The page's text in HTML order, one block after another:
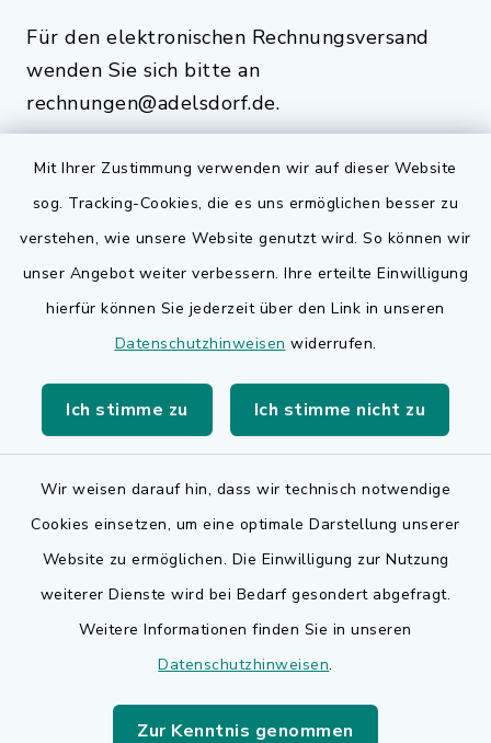
Mit Ihrer Zustimmung verwenden wir auf dieser Website
sog. Tracking-Cookies, die es uns ermöglichen besser zu
verstehen, wie unsere Website genutzt wird. So können wir
unser Angebot weiter verbessern. Ihre erteilte Einwilligung
hierfür können Sie jederzeit über den Link in unseren
Datenschutzhinweisen widerrufen.
Ich stimme zu Ich stimme nicht zu
Wir weisen darauf hin, dass wir technisch notwendige
Cookies einsetzen, um eine optimale Darstellung unserer
Website zu ermöglichen. Die Einwilligung zur Nutzung
weiterer Dienste wird bei Bedarf gesondert abgefragt.
Weitere Informationen finden Sie in unseren
Datenschutzhinweisen.
Zur Kenntnis genommen
Für den elektronischen Rechnungsversand
wenden Sie sich bitte an
rechnungen@adelsdorf.de.
Quicklinks
Bauen in Adelsdorf
BayernPortal
Landkreis Erlangen-Höchstadt
Barrierefreiheit